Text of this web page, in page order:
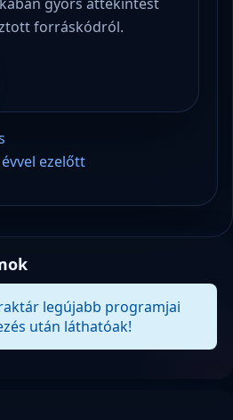
forráskódról.
ezelőtt
legújabb programjai
után láthatóak!